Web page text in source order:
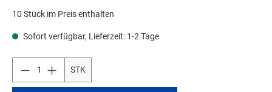
10 Stück im Preis enthalten
Sofort verfügbar, Lieferzeit: 1-2 Tage
STK